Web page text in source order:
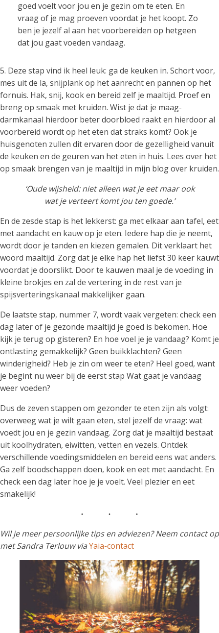
goed voelt voor jou en je gezin om te eten. En
vraag of je mag proeven voordat je het koopt. Zo
ben je jezelf al aan het voorbereiden op hetgeen
dat jou gaat voeden vandaag.
5. Deze stap vind ik heel leuk: ga de keuken in. Schort voor,
mes uit de la, snijplank op het aanrecht en pannen op het
fornuis. Hak, snij, kook en bereid zelf je maaltijd. Proef en
breng op smaak met kruiden. Wist je dat je maag-
darmkanaal hierdoor beter doorbloed raakt en hierdoor al
voorbereid wordt op het eten dat straks komt? Ook je
huisgenoten zullen dit ervaren door de gezelligheid vanuit
de keuken en de geuren van het eten in huis. Lees over het
op smaak brengen van je maaltijd in mijn blog over kruiden.
‘Oude wijsheid: niet alleen wat je eet maar ook
wat je verteert komt jou ten goede.’
En de zesde stap is het lekkerst: ga met elkaar aan tafel, eet
met aandacht en kauw op je eten. Iedere hap die je neemt,
wordt door je tanden en kiezen gemalen. Dit verklaart het
woord maaltijd. Zorg dat je elke hap het liefst 30 keer kauwt
voordat je doorslikt. Door te kauwen maal je de voeding in
kleine brokjes en zal de vertering in de rest van je
spijsverteringskanaal makkelijker gaan.
De laatste stap, nummer 7, wordt vaak vergeten: check een
dag later of je gezonde maaltijd je goed is bekomen. Hoe
kijk je terug op gisteren? En hoe voel je je vandaag? Komt je
ontlasting gemakkelijk? Geen buikklachten? Geen
winderigheid? Heb je zin om weer te eten? Heel goed, want
je begint nu weer bij de eerst stap Wat gaat je vandaag
weer voeden?
Dus de zeven stappen om gezonder te eten zijn als volgt:
overweeg wat je wilt gaan eten, stel jezelf de vraag: wat
voedt jou en je gezin vandaag. Zorg dat je maaltijd bestaat
uit koolhydraten, eiwitten, vetten en vezels. Ontdek
verschillende voedingsmiddelen en bereid eens wat anders.
Ga zelf boodschappen doen, kook en eet met aandacht. En
check een dag later hoe je je voelt. Veel plezier en eet
smakelijk!
Wil je meer persoonlijke tips en adviezen? Neem contact op
met Sandra Terlouw viaYaia-contact